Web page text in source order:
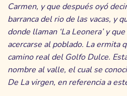
Carmen, y que después oyó
barranca del rio de las vacas, y
donde llaman ‘La Leonera’ y
acercarse al poblado. La ermita
camino real del Golfo Dulce.
nombre al valle, el cual se
De La virgen, en referencia a